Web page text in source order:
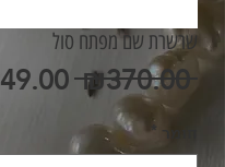
שרשרת שם מפתח סול
₪370.00 מחיר
*